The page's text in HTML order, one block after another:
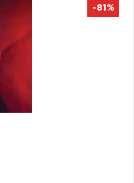
-81%